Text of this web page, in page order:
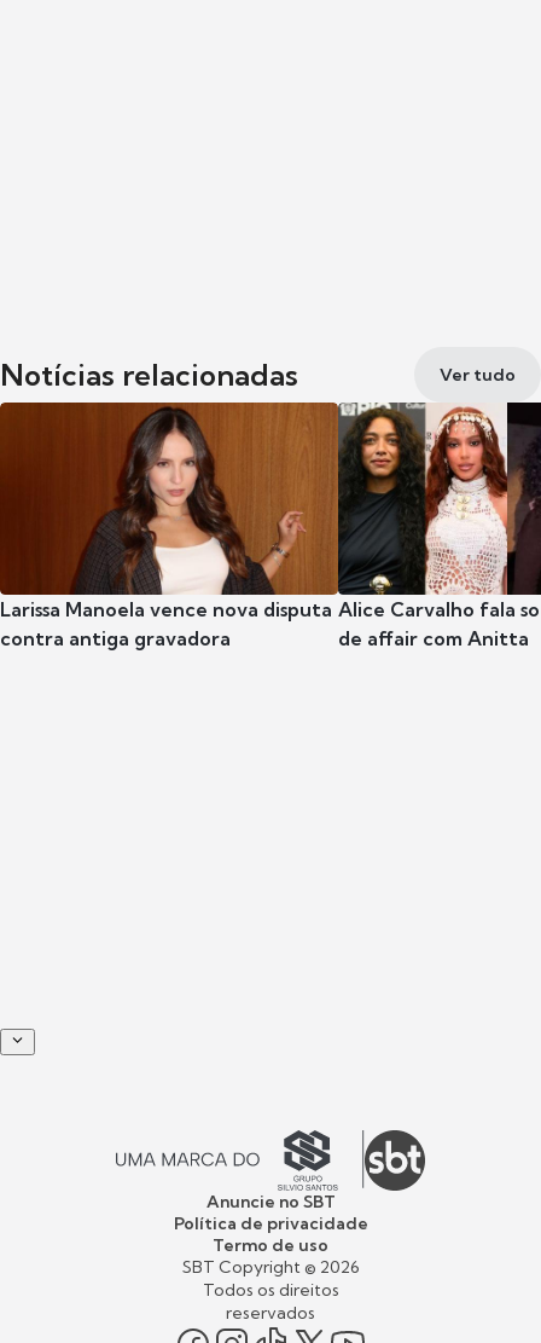
Notícias relacionadas Ver tudo
Larissa Manoela vence nova disputa
contra antiga gravadora
Alice Carvalho fala
de affair com Anitta
Anuncie no SBT
Política de privacidade
Termo de uso
SBT Copyright © 2026
Todos os direitos
reservados